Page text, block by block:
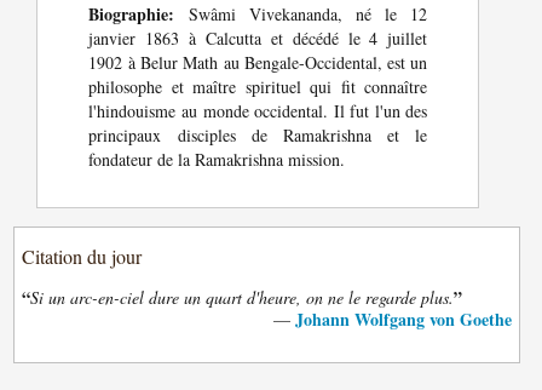
Biographie: Swâmi Vivekananda, né le 12
janvier 1863 à Calcutta et décédé le 4 juillet
1902 à Belur Math au Bengale-Occidental, est un
philosophe et maître spirituel qui fit connaître
l'hindouisme au monde occidental. Il fut l'un des
principaux disciples de Ramakrishna et le
fondateur de la Ramakrishna mission.
Citation du jour
“Si un arc-en-ciel dure un quart d'heure, on ne le regarde plus.”
— Johann Wolfgang von Goethe